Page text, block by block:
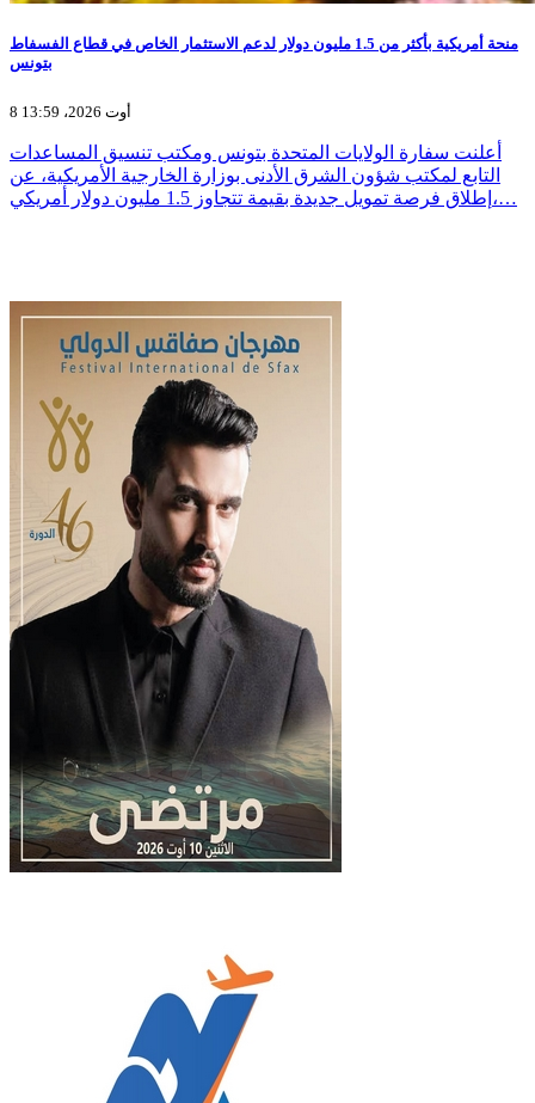
منحة أمريكية بأكثر من 1.5 مليون دولار لدعم الاستثمار الخاص في قطاع الفسفاط
بتونس
8 أوت 2026، 13:59
أعلنت سفارة الولايات المتحدة بتونس ومكتب تنسيق المساعدات
التابع لمكتب شؤون الشرق الأدنى بوزارة الخارجية الأمريكية، عن
إطلاق فرصة تمويل جديدة بقيمة تتجاوز 1.5 مليون دولار أمريكي،…